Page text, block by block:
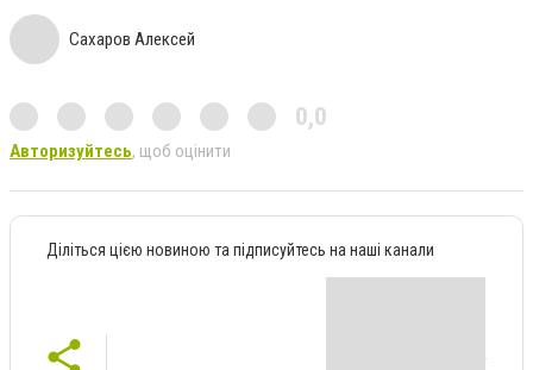
Сахаров Алексей
0,0
Авторизуйтесь, щоб оцінити
Діліться цією новиною та підписуйтесь на наші канали